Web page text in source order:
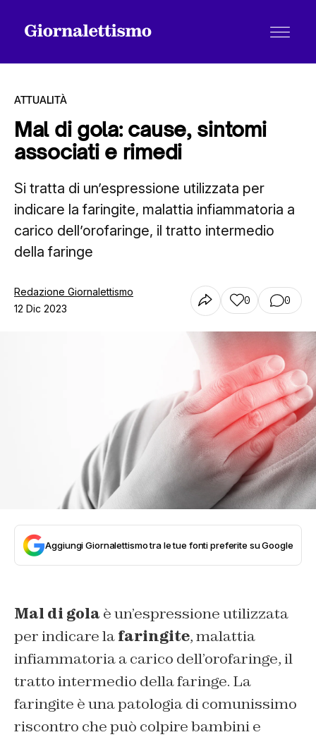
Tutti gli articoli
Chi siamo
ATTUALITÀ
Mal di gola: cause, sintomi
associati e rimedi
Si tratta di un’espressione utilizzata per
indicare la faringite, malattia infiammatoria a
carico dell’orofaringe, il tratto intermedio
della faringe
Redazione Giornalettismo
12 Dic 2023
0 0
Aggiungi Giornalettismo tra le tue fonti preferite su Google
Mal di gola è un’espressione utilizzata
per indicare lafaringite, malattia
infiammatoria a carico dell’orofaringe, il
tratto intermedio della faringe. La
faringite è una patologia di comunissimo
riscontro che può colpire bambini e